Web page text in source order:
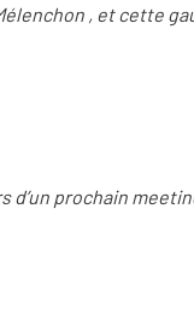
, et cette
prochain